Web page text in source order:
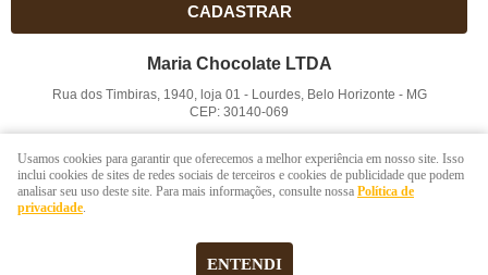
CADASTRAR
Maria Chocolate LTDA
Rua dos Timbiras, 1940, loja 01 - Lourdes, Belo Horizonte - MG
CEP: 30140-069
LOJA VIRTUAL CRIADA POR
Usamos cookies para garantir que oferecemos a melhor experiência em nosso site. Isso
inclui cookies de sites de redes sociais de terceiros e cookies de publicidade que podem
analisar seu uso deste site. Para mais informações, consulte nossa Política de
privacidade.
ENTENDI